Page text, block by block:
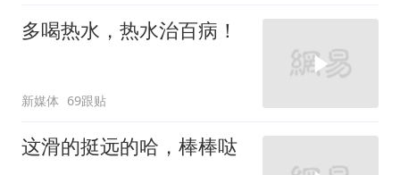
多喝热水，热水治百病！
新媒体 69跟贴
这滑的挺远的哈，棒棒哒